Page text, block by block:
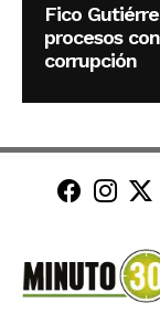
Fico
procesos
corrupción